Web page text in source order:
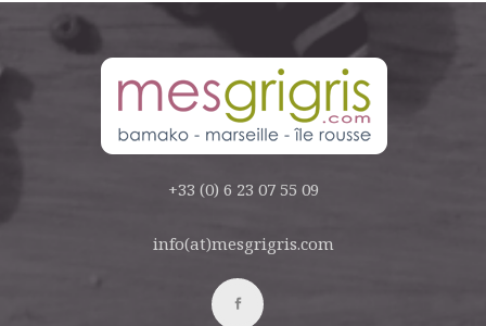
+33 (0) 6 23 07 55 09
info(at)mesgrigris.com